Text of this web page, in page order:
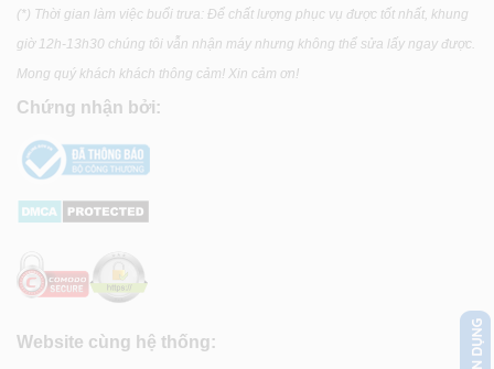
(*) Thời gian làm việc buổi trưa: Để chất lượng phục vụ được tốt nhất, khung
giờ 12h-13h30 chúng tôi vẫn nhận máy nhưng không thể sửa lấy ngay được.
Mong quý khách khách thông cảm! Xin cảm ơn!
Chứng nhận bởi:
Website cùng hệ thống: